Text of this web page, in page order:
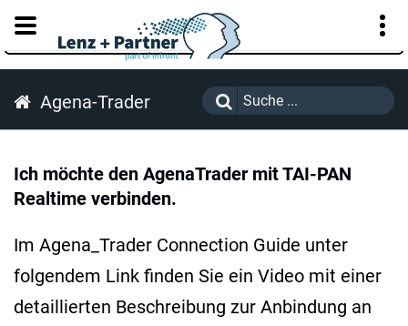
KUNDENPORTAL
Agena-Trader
Ich möchte den AgenaTrader mit TAI-PAN
Realtime verbinden.
Im Agena_Trader Connection Guide unter
folgendem Link finden Sie ein Video mit einer
detaillierten Beschreibung zur Anbindung an